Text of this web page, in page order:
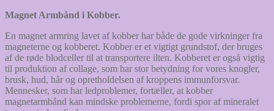
Magnet Armbånd i Kobber.
En magnet armring lavet af kobber har både de gode virkninger fra
magneterne og kobberet. Kobber er et vigtigt grundstof, der bruges
af de røde blodceller til at transportere ilten. Kobberet er også vigtig
til produktion af collage, som har stor betydning for vores knogler,
brusk, hud, hår og opretholdelsen af kroppens immunforsvar.
Mennesker, som har ledproblemer, fortæller, at kobber
magnetarmbånd kan mindske problemerne, fordi spor af mineralet